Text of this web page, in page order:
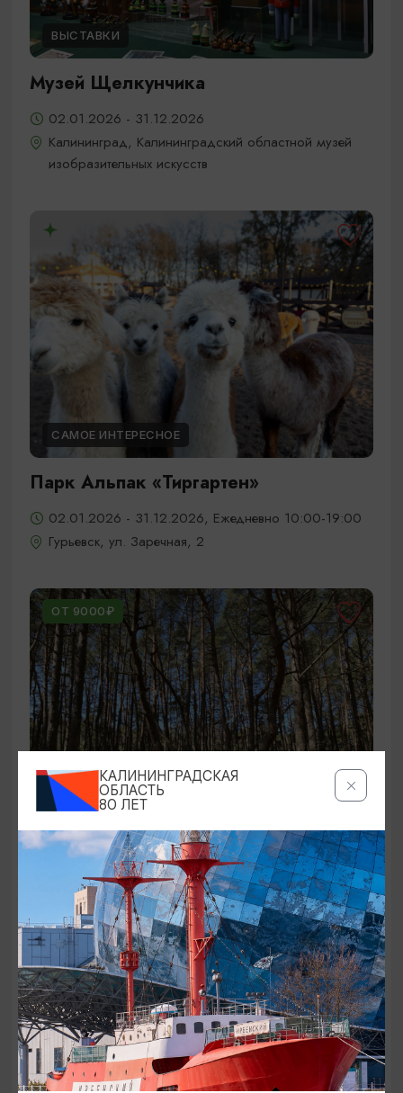
ВЫСТАВКИ
Музей Щелкунчика
02.01.2026 - 31.12.2026
Калининград, Калининградский областной музей
изобразительных искусств
САМОЕ ИНТЕРЕСНОЕ
Парк Альпак «Тиргартен»
02.01.2026 - 31.12.2026, Ежедневно 10:00-19:00
Гурьевск, ул. Заречная, 2
ОТ 9000₽
ЭКСКУРСИИ УЧРЕЖДЕНИЙ КУЛЬТУРЫ
Аудиоспектакль «Истории Куршской
косы»
01.02.2026 - 31.12.2026, 13:00
Куршская коса
ОТ 2500₽
КАЛИНИНГРАДСКАЯ
ОБЛАСТЬ
80 ЛЕТ